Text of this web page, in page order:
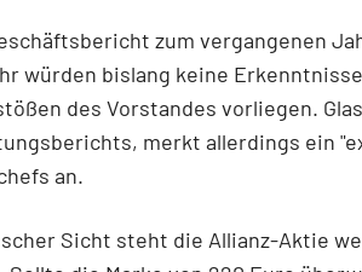
zum vergangenen
würden bislang keine
des Vorstandes vorliegen.
merkt allerdings ein
an.
Sicht steht die Allianz-Aktie